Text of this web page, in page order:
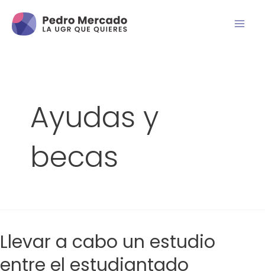
Ayudas y
becas
Llevar a cabo un estudio
entre el estudiantado